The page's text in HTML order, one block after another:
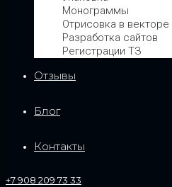
Монограммы
Отрисовка в векторе
Разработка сайтов
Регистрации ТЗ
Отзывы
Блог
Контакты
+7 908 209 73 33